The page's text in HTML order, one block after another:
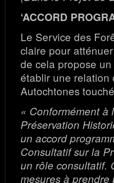
‘ACCORD
Le Service des
claire pour
de cela propose
établir une relation
Autochtones
« Conformément
Préservation
un accord
Consultatif sur la
un rôle consultatif.
mesures à